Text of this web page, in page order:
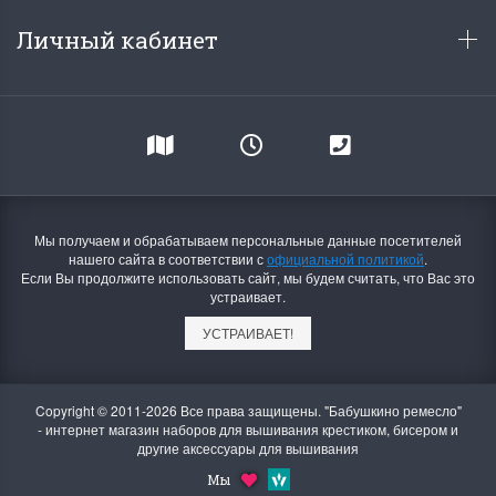
Личный кабинет
Мы получаем и обрабатываем персональные данные посетителей
нашего сайта в соответствии софициальной политикой.
Если Вы продолжите использовать сайт, мы будем считать, что Вас это
устраивает.
УСТРАИВАЕТ!
Copyright © 2011-2026 Все права защищены. "Бабушкино ремесло"
- интернет магазин наборов для вышивания крестиком, бисером и
другие аксессуары для вышивания
Мы